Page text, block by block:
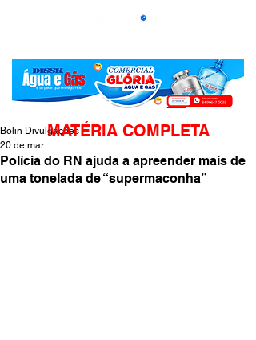
Polícia do RN ajuda a apreender mais de
uma tonelada de “supermaconha”
Bolin Divulgações
20 de mar.
MATÉRIA COMPLETA